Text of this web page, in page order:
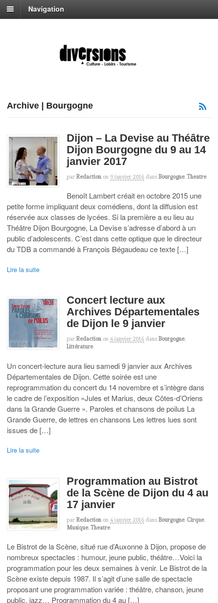
Navigation
Archive | Bourgogne
Dijon – La Devise au Théâtre
Dijon Bourgogne du 9 au 14
janvier 2017
par Redaction on 9 janvier 2016 dans Bourgogne, Theatre
Benoît Lambert créait en octobre 2015 une
petite forme impliquant deux comédiens, dont la diffusion est
réservée aux classes de lycées. Si la première a eu lieu au
Théâtre Dijon Bourgogne, La Devise s’adresse d’abord à un
public d’adolescents. C’est dans cette optique que le directeur
du TDB a commandé à François Bégaudeau ce texte […]
Lire la suite
Concert lecture aux
Archives Départementales
de Dijon le 9 janvier
par Redaction on 4 janvier 2016 dans Bourgogne,
Littérature
Un concert-lecture aura lieu samedi 9 janvier aux Archives
Départementales de Dijon. Cette soirée est une
reprogrammation du concert du 14 novembre et s’intègre dans
le cadre de l’exposition »Jules et Marius, deux Côtes-d’Oriens
dans la Grande Guerre ». Paroles et chansons de poilus La
Grande Guerre, de lettres en chansons Les lettres lues sont
issues de […]
Lire la suite
Programmation au Bistrot
de la Scène de Dijon du 4 au
17 janvier
par Redaction on 4 janvier 2016 dans Bourgogne, Cirque,
Musique, Theatre
Le Bistrot de la Scène, situé rue d’Auxonne à Dijon, propose de
nombreux spectacles : humour, jeune public, théâtre…Voici la
programmation pour les deux semaines à venir. Le Bistrot de la
Scène existe depuis 1987. Il s’agit d’une salle de spectacle
proposant une programmation variée : théâtre, chanson, jeune
public, jazz… Programmation du 4 au […]